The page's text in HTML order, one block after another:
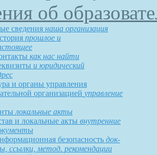
об
сведения наша организация
прошлое и
как нас найти
и юридический
и органы управления
организацией управление
локальные акты
и локальные акты внутренние
безопасность док-
ссылки, метод. рекомендации